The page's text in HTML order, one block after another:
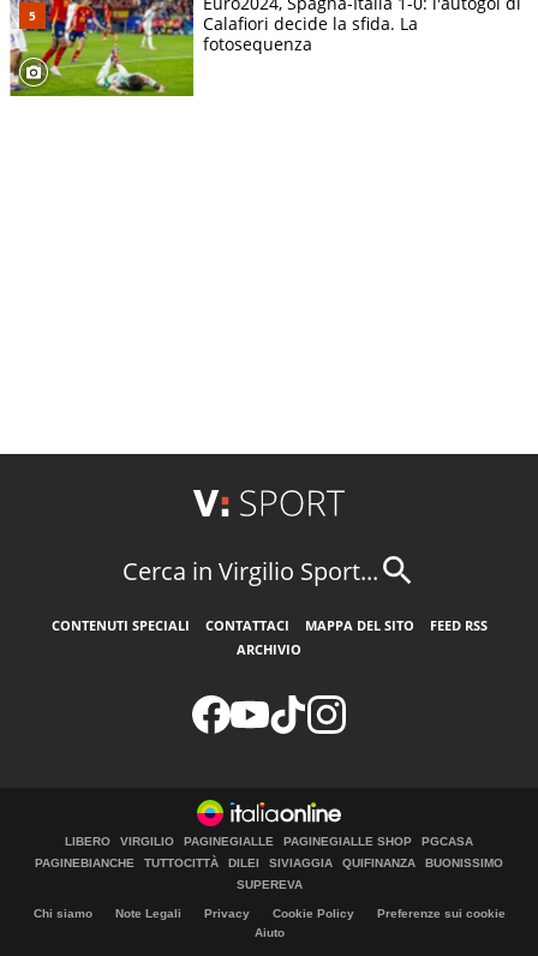
Calafiori decide la sfida. La
fotosequenza
Cerca in Virgilio Sport...
CONTENUTI SPECIALI CONTATTACI MAPPA DEL SITO
FEED RSS
ARCHIVIO
LIBERO VIRGILIO PAGINEGIALLE PAGINEGIALLE SHOP
PGCASA
PAGINEBIANCHE
TUTTOCITTÀ DILEI SIVIAGGIA QUIFINANZA
BUONISSIMO
SUPEREVA
Chi siamo Note Legali Privacy Cookie Policy
Preferenze sui cookie
Aiuto